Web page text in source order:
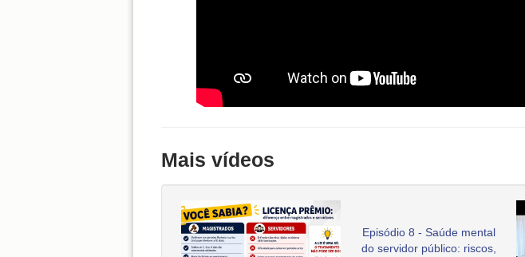
Mais vídeos
Episódio 8 - Saúde mental
do servidor público: riscos,